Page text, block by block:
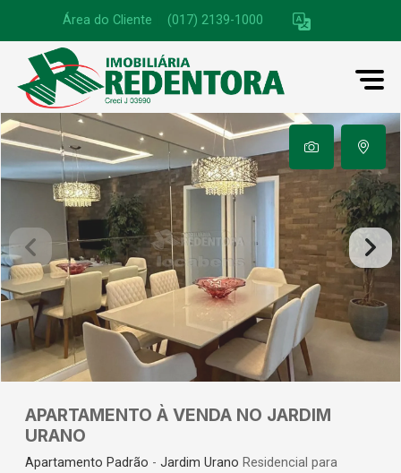
Área do Cliente (017) 2139-1000
APARTAMENTO À VENDA NO JARDIM
URANO
Apartamento Padrão - Jardim Urano Residencial para